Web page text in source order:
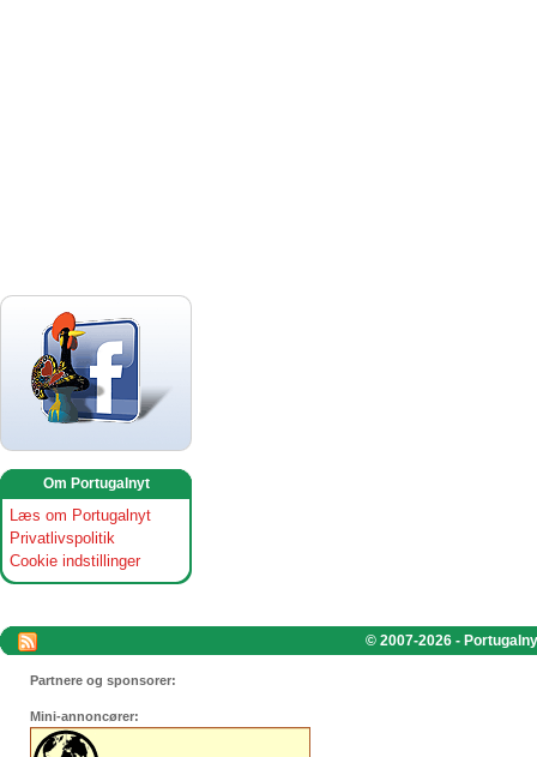
Om Portugalnyt
Læs om Portugalnyt
Privatlivspolitik
Cookie indstillinger
© 2007-2026 -
Partnere og sponsorer:
Mini-annoncører: